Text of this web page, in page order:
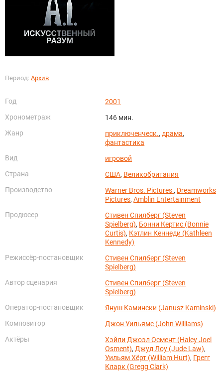
Период: Архив
Год
2001
Хронометраж
146 мин.
Жанр
приключенческ., драма,
фантастика
Вид
игровой
Страна
США, Великобритания
Производство
Warner Bros. Pictures , Dreamworks
Pictures,Amblin Entertainment
Продюсер
Стивен Спилберг (Steven
Spielberg), Бонни Кертис (Bonnie
Curtis), Кэтлин Кеннеди (Kathleen
Kennedy)
Режиссёр-постановщик
Стивен Спилберг (Steven
Spielberg)
Автор сценария
Стивен Спилберг (Steven
Spielberg)
Оператор-постановщик
Януш Камински (Janusz Kaminski)
Композитор
Джон Уильямс (John Williams)
Актёры
Хэйли Джоэл Осмент (Haley Joel
Osment), Джуд Лоу (Jude Law),
Уильям Хёрт (William Hurt), Грегг
Кларк (Gregg Clark)